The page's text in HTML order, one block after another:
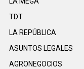
TDT
LA REPÚBLICA
ASUNTOS LEGALES
AGRONEGOCIOS